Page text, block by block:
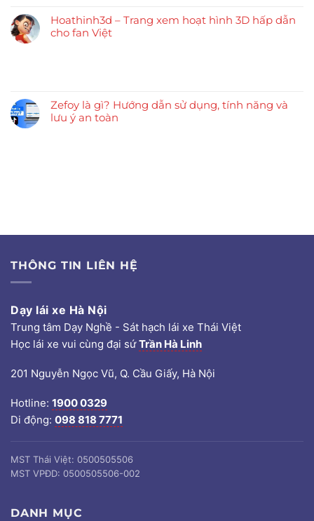
Hoathinh3d – Trang xem hoạt hình 3D hấp dẫn
cho fan Việt
Zefoy là gì? Hướng dẫn sử dụng, tính năng và
lưu ý an toàn
THÔNG TIN LIÊN HỆ
Dạy lái xe Hà Nội
Trung tâm Dạy Nghề - Sát hạch lái xe Thái Việt
Học lái xe vui cùng đại sứTrần Hà Linh
201 Nguyễn Ngọc Vũ, Q. Cầu Giấy, Hà Nội
Hotline: 1900 0329
Di động: 098 818 7771
MST Thái Việt: 0500505506
MST VPĐD: 0500505506-002
DANH MỤC